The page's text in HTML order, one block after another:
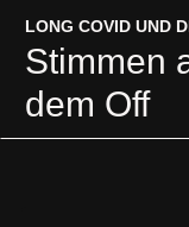
LONG COVID UND
Stimmen
dem Off
LONG COVID UND
Stimmen
dem Off